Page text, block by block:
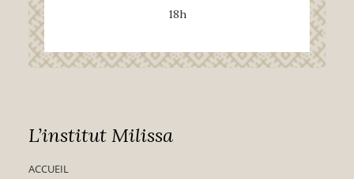
18h
L’institut Milissa
ACCUEIL